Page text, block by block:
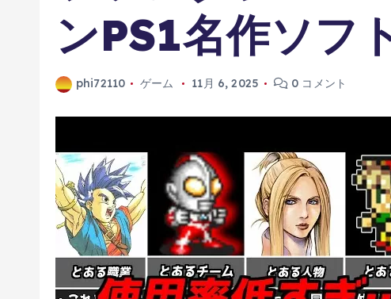
ンPS1名作ソフ
phi72110 ゲーム 11月 6, 2025 0 コメント